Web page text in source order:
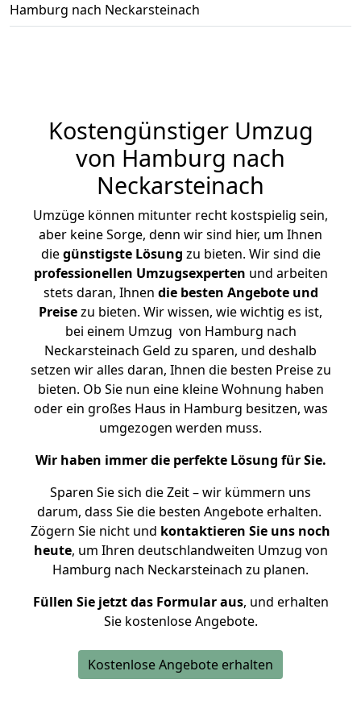
Hamburg nach Neckarsteinach
Kostengünstiger Umzug
von Hamburg nach
Neckarsteinach
Umzüge können mitunter recht kostspielig sein,
aber keine Sorge, denn wir sind hier, um Ihnen
diegünstigste Lösung zu bieten. Wir sind die
professionellen Umzugsexperten und arbeiten
stets daran, Ihnen die besten Angebote und
Preisezu bieten. Wir wissen, wie wichtig es ist,
bei einem Umzug von Hamburg nach
Neckarsteinach Geld zu sparen, und deshalb
setzen wir alles daran, Ihnen die besten Preise zu
bieten. Ob Sie nun eine kleine Wohnung haben
oder ein großes Haus in Hamburg besitzen, was
umgezogen werden muss.
Wir haben immer die perfekte Lösung für Sie.
Sparen Sie sich die Zeit – wir kümmern uns
darum, dass Sie die besten Angebote erhalten.
Zögern Sie nicht und kontaktieren Sie uns noch
heute, um Ihren deutschlandweiten Umzug von
Hamburg nach Neckarsteinach zu planen.
Füllen Sie jetzt das Formular aus, und erhalten
Sie kostenlose Angebote.
Kostenlose Angebote erhalten